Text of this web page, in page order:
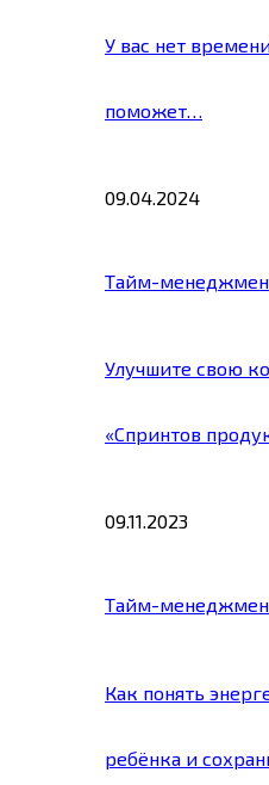
У вас нет
поможет…
09.04.2024
Тайм-
Улучшите свою
«Спринтов
09.11.2023
Тайм-
Как понять
ребёнка и